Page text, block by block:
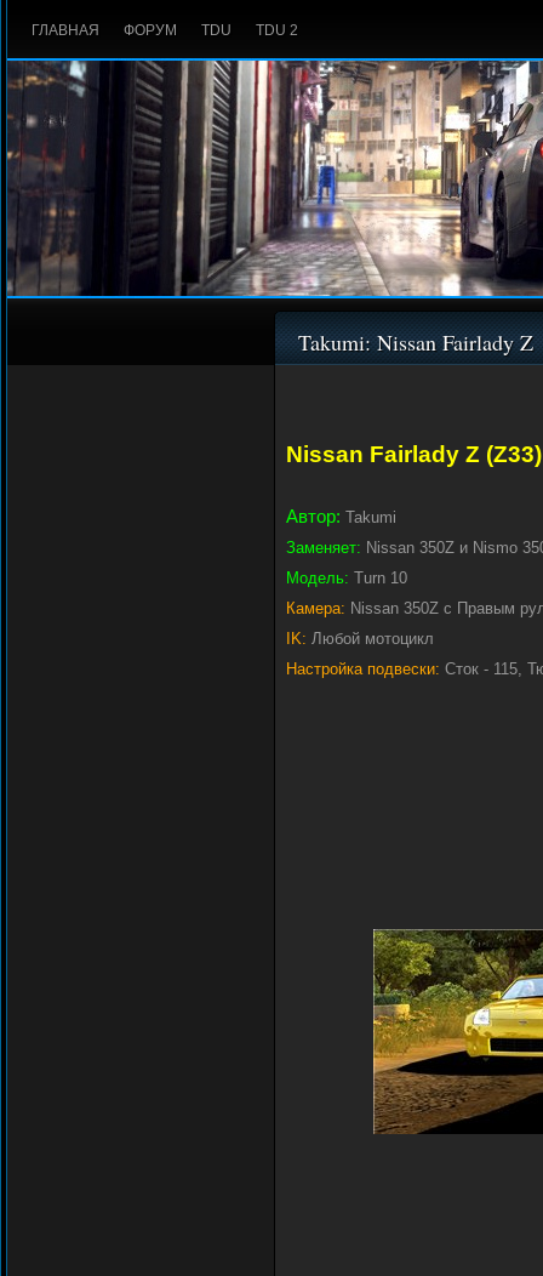
ГЛАВНАЯ ФОРУМ TDU TDU 2
Takumi: Nissan Fairlady Z
Nissan Fairlady Z (Z33)
Автор: Takumi
Заменяет: Nissan 350Z и Nismo
Модель: Turn 10
Камера: Nissan 350Z с Правым
IK: Любой мотоцикл
Настройка подвески: Сток - 115,